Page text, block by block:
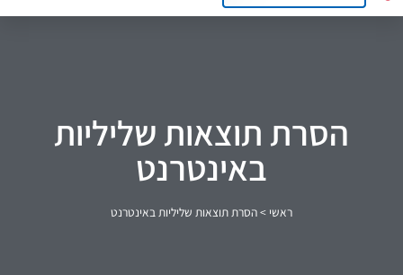
הסרת תוצאות שליליות
באינטרנט
ראשי >הסרת תוצאות שליליות באינטרנט